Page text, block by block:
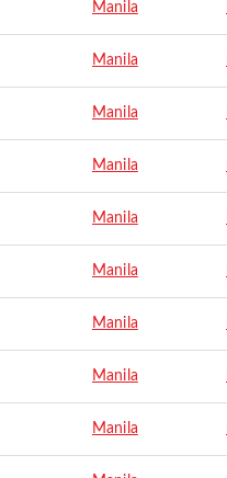
Manila
Manila
Manila
Manila
Manila
Manila
Manila
Manila
Manila